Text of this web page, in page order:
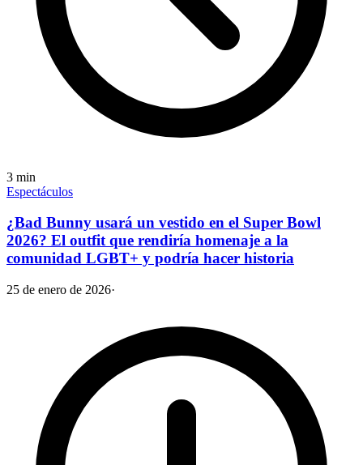
3 min
Espectáculos
¿Bad Bunny usará un vestido en el Super Bowl
2026? El outfit que rendiría homenaje a la
comunidad LGBT+ y podría hacer historia
25 de enero de 2026·